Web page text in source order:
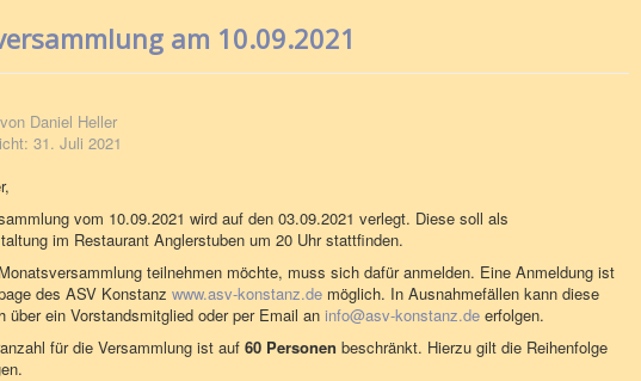
am 10.09.2021
Daniel Heller
31. Juli 2021
vom 10.09.2021 wird auf den 03.09.2021 verlegt. Diese soll als
im Restaurant Anglerstuben um 20 Uhr stattfinden.
teilnehmen möchte, muss sich dafür anmelden. Eine Anmeldung ist
des ASV Konstanzwww.asv-konstanz.de möglich. In Ausnahmefällen kann diese
über ein Vorstandsmitglied oder per Email aninfo@asv-konstanz.de erfolgen.
für die Versammlung ist auf60 Personen beschränkt. Hierzu gilt die Reihenfolge